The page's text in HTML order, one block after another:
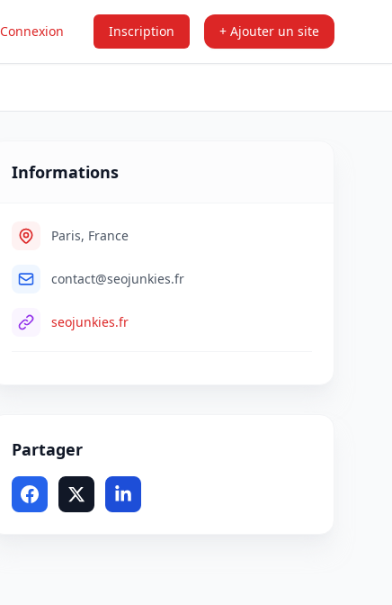
Connexion Inscription + Ajouter un site
Informations
Paris, France
contact@seojunkies.fr
seojunkies.fr
Partager